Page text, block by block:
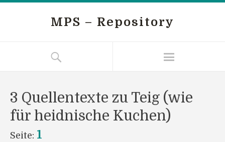
MPS – Repository
3 Quellentexte zu Teig (wie
für heidnische Kuchen)
Seite: 1